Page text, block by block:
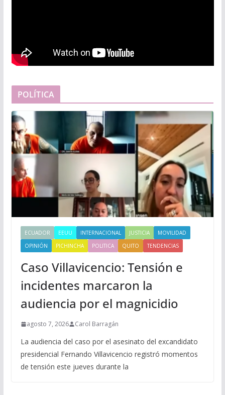
POLÍTICA
ECUADOR EEUU INTERNACIONAL JUSTICIA
MOVILIDAD
OPINIÓN
PICHINCHA POLITICA QUITO TENDENCIAS
Caso Villavicencio: Tensión e
incidentes marcaron la
audiencia por el magnicidio
agosto 7, 2026 Carol Barragán
La audiencia del caso por el asesinato del excandidato
presidencial Fernando Villavicencio registró momentos
de tensión este jueves durante la